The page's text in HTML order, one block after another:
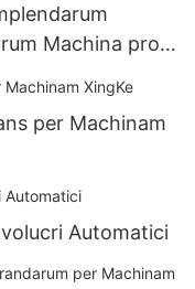
Machina pro
per Machinam
Automatici